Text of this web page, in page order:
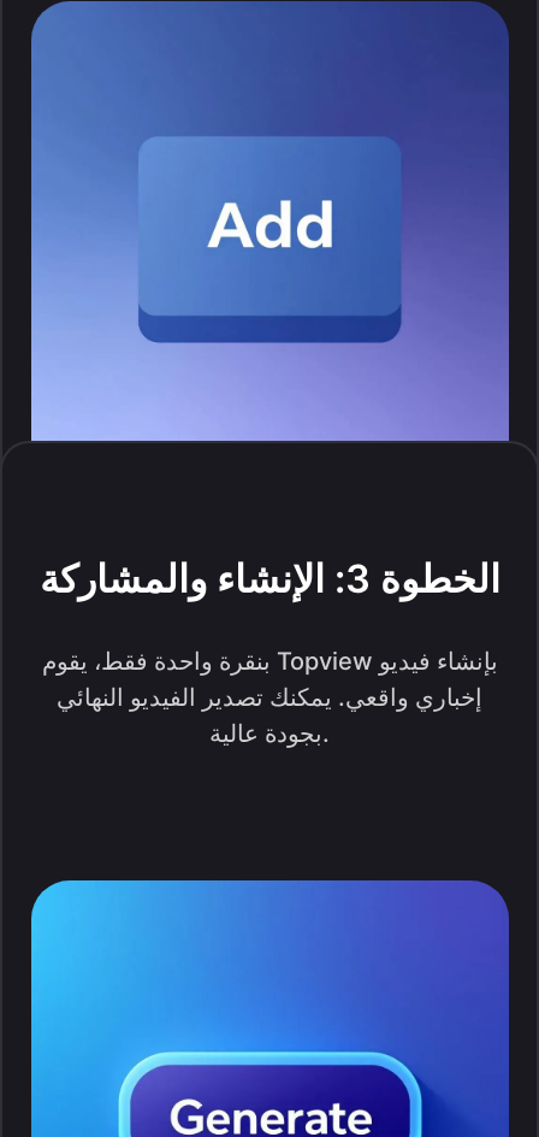
الخطوة 3: الإنشاء والمشاركة
بنقرة واحدة فقط، يقوم Topview بإنشاء فيديو
إخباري واقعي. يمكنك تصدير الفيديو النهائي
بجودة عالية.